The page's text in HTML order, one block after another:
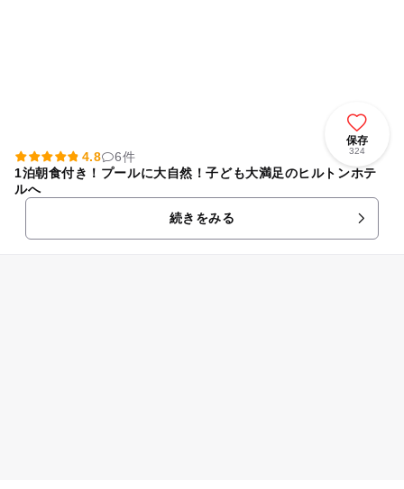
保存
324
4.8
6件
1泊朝食付き！プールに大自然！子ども大満足のヒルトンホテ
ルへ
続きをみる